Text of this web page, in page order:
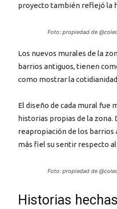
proyecto también reflejó la
Foto: propiedad de
Los nuevos murales de la
barrios antiguos, tienen
como mostrar la
El diseño de cada mural fue
historias propias de la zona.
reapropiación de los barrios
más fiel su sentir respecto
Foto: propiedad de
Historias